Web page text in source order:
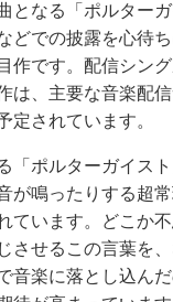
となる「ポルターガ
どでの披露を心待
作です。配信シン
は、主要な音楽配
定されています。
「ポルターガイス
が鳴ったりする超
ています。どこか
させるこの言葉を
音楽に落とし込ん